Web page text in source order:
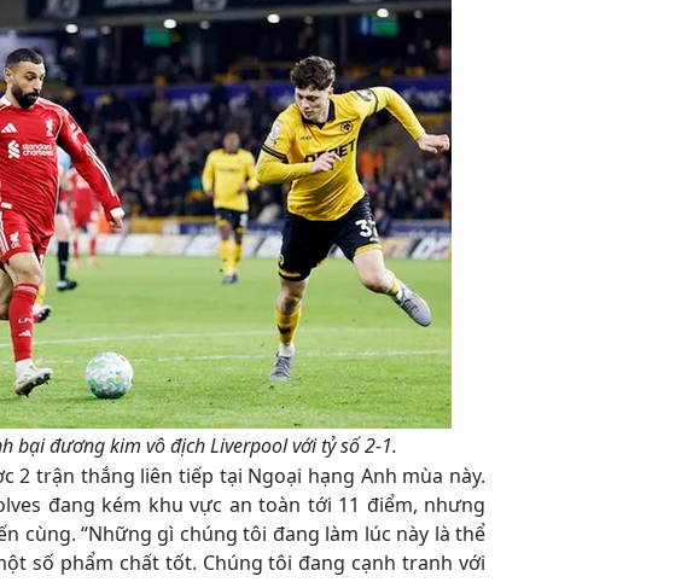
bại đương kim vô địch Liverpool với tỷ số 2-1.
2 trận thắng liên tiếp tại Ngoại hạng Anh mùa này.
đang kém khu vực an toàn tới 11 điểm, nhưng
cùng. “Những gì chúng tôi đang làm lúc này là thể
số phẩm chất tốt. Chúng tôi đang cạnh tranh với